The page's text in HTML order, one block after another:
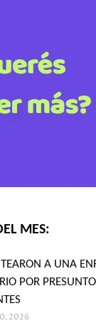
MES:
A UNA
POR
2026